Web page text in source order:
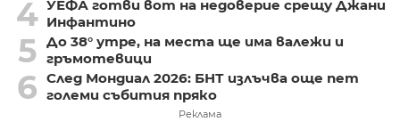
4 УЕФА готви вот на недоверие срещу Джани
Инфантино
5 До 38° утре, на места ще има валежи и
гръмотевици
6 След Мондиал 2026: БНТ излъчва още пет
големи събития пряко
Реклама